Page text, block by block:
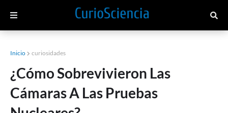
Inicio curiosidades
¿Cómo Sobrevivieron Las
Cámaras A Las Pruebas